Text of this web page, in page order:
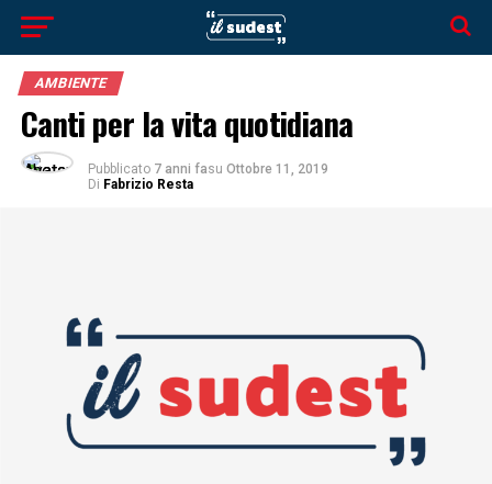
AMBIENTE
Canti per la vita quotidiana
Pubblicato 7 anni fasu Ottobre 11, 2019
Di Fabrizio Resta